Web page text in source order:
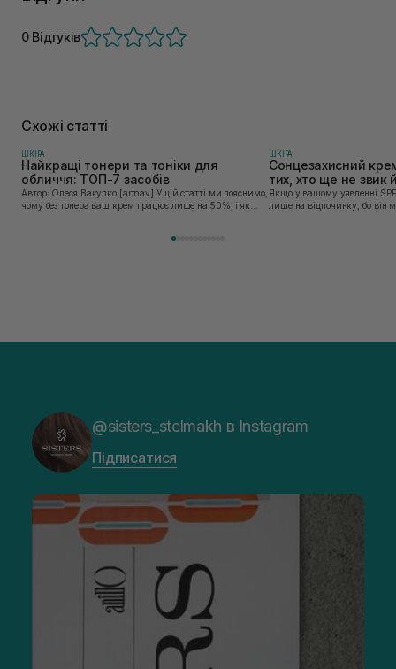
0 Відгуків
Схожі статті
ШКIРА
Найкращі тонери та тоніки для
обличчя: ТОП-7 засобів
Автор: Олеся Вакулко [artnav] У цій статті ми пояснимо,
чому без тонера ваш крем працює лише на 50%, і як
ШКIРА
Сонцезахисний
тих, хто ще не звик
Якщо у вашому уявленні
лише на відпочинку, бо він
@sisters_stelmakh в Instagram
Підписатися